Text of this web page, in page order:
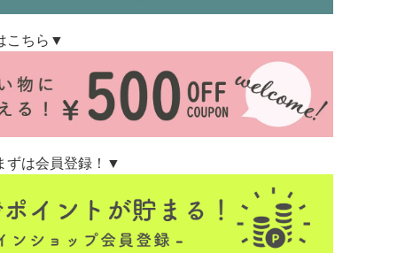
こちら▼
ずは会員登録！▼